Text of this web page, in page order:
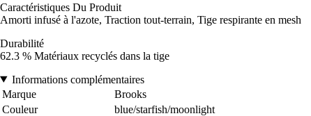
Caractéristiques Du Produit
Amorti infusé à l'azote, Traction tout-terrain, Tige respirante en mesh
Durabilité
62.3 % Matériaux recyclés dans la tige
Informations complémentaires
Marque
Brooks
Couleur
blue/starfish/moonlight